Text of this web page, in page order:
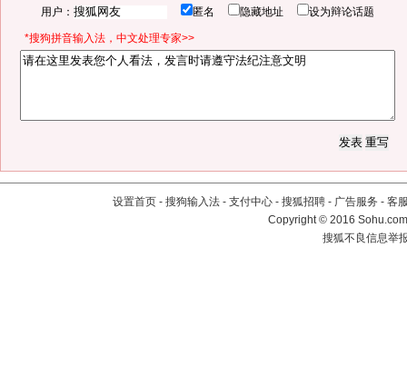
用户： 匿名 隐藏地址 设为辩论话题
*搜狗拼音输入法，中文处理专家>>
设置首页 - 搜狗输入法 - 支付中心 - 搜狐招聘 - 广告服务 - 客
Copyright©2016
搜狐不良信息举